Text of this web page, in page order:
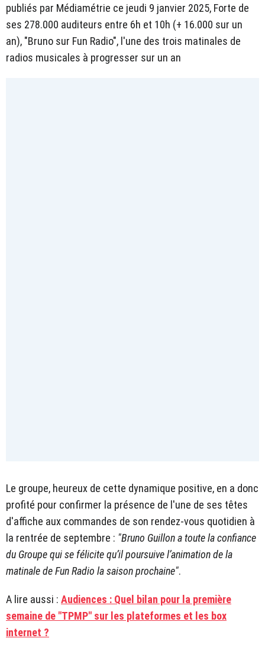
publiés par Médiamétrie ce jeudi 9 janvier 2025, Forte de
ses 278.000 auditeurs entre 6h et 10h (+ 16.000 sur un
an), "Bruno sur Fun Radio", l'une des trois matinales de
radios musicales à progresser sur un an
Le groupe, heureux de cette dynamique positive, en a donc
profité pour confirmer la présence de l'une de ses têtes
d'affiche aux commandes de son rendez-vous quotidien à
la rentrée de septembre : "Bruno Guillon a toute la confiance
du Groupe qui se félicite qu’il poursuive l’animation de la
matinale de Fun Radio la saison prochaine".
A lire aussi : Audiences : Quel bilan pour la première
semaine de "TPMP" sur les plateformes et les box
internet ?